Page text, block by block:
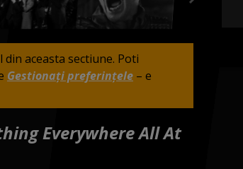
aceasta sectiune. Poti
Gestionați preferințele – e
Everywhere All At